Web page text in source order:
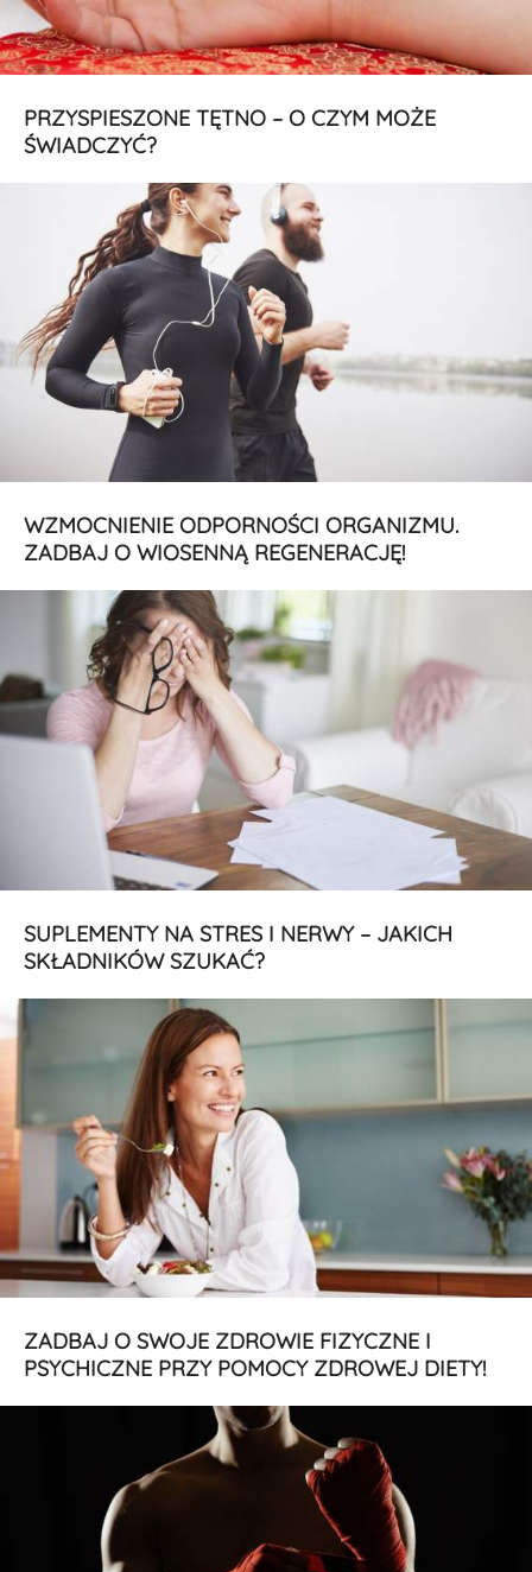
PRZYSPIESZONE TĘTNO – O CZYM MOŻE
ŚWIADCZYĆ?
WZMOCNIENIE ODPORNOŚCI ORGANIZMU.
ZADBAJ O WIOSENNĄ REGENERACJĘ!
SUPLEMENTY NA STRES I NERWY – JAKICH
SKŁADNIKÓW SZUKAĆ?
ZADBAJ O SWOJE ZDROWIE FIZYCZNE I
PSYCHICZNE PRZY POMOCY ZDROWEJ DIETY!